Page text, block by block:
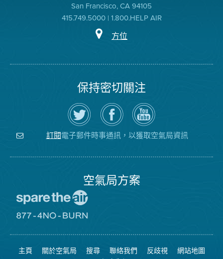
San Francisco, CA 94105
415.749.5000 | 1.800.HELP AIR
方位
保持密切關注
在
Twitter
上
關
注
空
瀏
覽
氣
局
的
空
氣
局
YouTube
頻
道
訂閱電子郵件時事通訊，以獲取空氣局資訊
空氣局方案
空
日
網
8774
可
燃
主頁 關於空氣局 搜尋 聯絡我們 反歧視
網站地圖